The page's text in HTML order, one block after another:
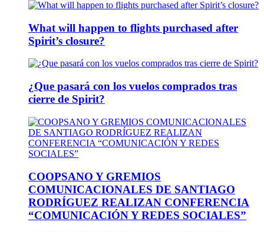
What will happen to flights purchased after
Spirit’s closure?
¿Que pasará con los vuelos comprados tras
cierre de Spirit?
COOPSANO Y GREMIOS
COMUNICACIONALES DE SANTIAGO
RODRÍGUEZ REALIZAN CONFERENCIA
“COMUNICACIÓN Y REDES SOCIALES”